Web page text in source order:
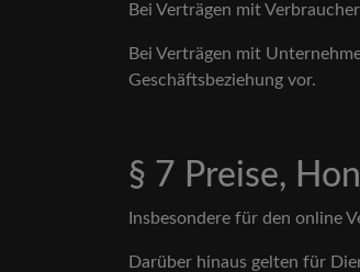
Bei Verträgen mit
Bei Verträgen mit
Geschäftsbeziehung vor.
§ 7 Preise,
Insbesondere für den online
Darüber hinaus gelten für